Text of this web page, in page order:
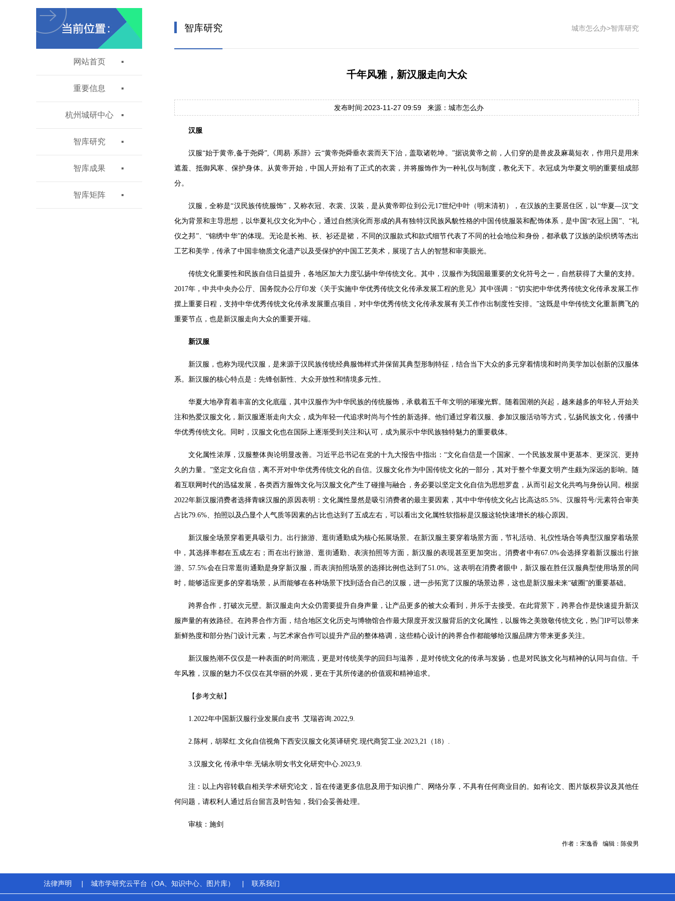
网站首页
重要信息
杭州城研中心
智库研究
智库成果
智库矩阵
智库研究 城市怎么办>智库研究
千年风雅，新汉服走向大众
发布时间:2023-11-27 09:59 来源：城市怎么办
汉服
汉服“始于黄帝,备于尧舜”,《周易·系辞》云“黄帝尧舜垂衣裳而天下治，盖取诸乾坤。”据说黄帝之前，人们穿的是兽皮及麻葛短衣，作用只是用来
遮羞、抵御风寒、保护身体。从黄帝开始，中国人开始有了正式的衣裳，并将服饰作为一种礼仪与制度，教化天下。衣冠成为华夏文明的重要组成部
分。
汉服，全称是“汉民族传统服饰”，又称衣冠、衣裳、汉装，是从黄帝即位到公元17世纪中叶（明末清初），在汉族的主要居住区，以“华夏—汉”文
化为背景和主导思想，以华夏礼仪文化为中心，通过自然演化而形成的具有独特汉民族风貌性格的中国传统服装和配饰体系，是中国“衣冠上国”、“礼
仪之邦”、“锦绣中华”的体现。无论是长袍、袄、衫还是裙，不同的汉服款式和款式细节代表了不同的社会地位和身份，都承载了汉族的染织绣等杰出
工艺和美学，传承了中国非物质文化遗产以及受保护的中国工艺美术，展现了古人的智慧和审美眼光。
传统文化重要性和民族自信日益提升，各地区加大力度弘扬中华传统文化。其中，汉服作为我国最重要的文化符号之一，自然获得了大量的支持。
2017年，中共中央办公厅、国务院办公厅印发《关于实施中华优秀传统文化传承发展工程的意见》其中强调：“切实把中华优秀传统文化传承发展工作
摆上重要日程，支持中华优秀传统文化传承发展重点项目，对中华优秀传统文化传承发展有关工作作出制度性安排。”这既是中华传统文化重新腾飞的
重要节点，也是新汉服走向大众的重要开端。
新汉服
新汉服，也称为现代汉服，是来源于汉民族传统经典服饰样式并保留其典型形制特征，结合当下大众的多元穿着情境和时尚美学加以创新的汉服体
系。新汉服的核心特点是：先锋创新性、大众开放性和情境多元性。
华夏大地孕育着丰富的文化底蕴，其中汉服作为中华民族的传统服饰，承载着五千年文明的璀璨光辉。随着国潮的兴起，越来越多的年轻人开始关
注和热爱汉服文化，新汉服逐渐走向大众，成为年轻一代追求时尚与个性的新选择。他们通过穿着汉服、参加汉服活动等方式，弘扬民族文化，传播中
华优秀传统文化。同时，汉服文化也在国际上逐渐受到关注和认可，成为展示中华民族独特魅力的重要载体。
文化属性浓厚，汉服整体舆论明显改善。习近平总书记在党的十九大报告中指出：“文化自信是一个国家、一个民族发展中更基本、更深沉、更持
久的力量。”坚定文化自信，离不开对中华优秀传统文化的自信。汉服文化作为中国传统文化的一部分，其对于整个华夏文明产生颇为深远的影响。随
着互联网时代的迅猛发展，各类西方服饰文化与汉服文化产生了碰撞与融合，务必要以坚定文化自信为思想罗盘，从而引起文化共鸣与身份认同。根据
2022年新汉服消费者选择青睐汉服的原因表明：文化属性显然是吸引消费者的最主要因素，其中中华传统文化占比高达85.5%、汉服符号/元素符合审美
占比79.6%、拍照以及凸显个人气质等因素的占比也达到了五成左右，可以看出文化属性软指标是汉服这轮快速增长的核心原因。
新汉服全场景穿着更具吸引力。出行旅游、逛街通勤成为核心拓展场景。在新汉服主要穿着场景方面，节礼活动、礼仪性场合等典型汉服穿着场景
中，其选择率都在五成左右；而在出行旅游、逛街通勤、表演拍照等方面，新汉服的表现甚至更加突出。消费者中有67.0%会选择穿着新汉服出行旅
游、57.5%会在日常逛街通勤是身穿新汉服，而表演拍照场景的选择比例也达到了51.0%。这表明在消费者眼中，新汉服在胜任汉服典型使用场景的同
时，能够适应更多的穿着场景，从而能够在各种场景下找到适合自己的汉服，进一步拓宽了汉服的场景边界，这也是新汉服未来“破圈”的重要基础。
跨界合作，打破次元壁。新汉服走向大众仍需要提升自身声量，让产品更多的被大众看到，并乐于去接受。在此背景下，跨界合作是快速提升新汉
服声量的有效路径。在跨界合作方面，结合地区文化历史与博物馆合作最大限度开发汉服背后的文化属性，以服饰之美致敬传统文化，热门IP可以带来
新鲜热度和部分热门设计元素，与艺术家合作可以提升产品的整体格调，这些精心设计的跨界合作都能够给汉服品牌方带来更多关注。
新汉服热潮不仅仅是一种表面的时尚潮流，更是对传统美学的回归与滋养，是对传统文化的传承与发扬，也是对民族文化与精神的认同与自信。千
年风雅，汉服的魅力不仅仅在其华丽的外观，更在于其所传递的价值观和精神追求。
【参考文献】
1.2022年中国新汉服行业发展白皮书 .艾瑞咨询.2022,9.
2.陈柯，胡翠红.文化自信视角下西安汉服文化英译研究.现代商贸工业.2023,21（18）.
3.汉服文化 传承中华.无锡永明女书文化研究中心.2023,9.
注：以上内容转载自相关学术研究论文，旨在传递更多信息及用于知识推广、网络分享，不具有任何商业目的。如有论文、图片版权异议及其他任
何问题，请权利人通过后台留言及时告知，我们会妥善处理。
审核：施剑
作者：宋逸香 编辑：陈俊男
法律声明 | 城市学研究云平台（OA、知识中心、图片库） | 联系我们